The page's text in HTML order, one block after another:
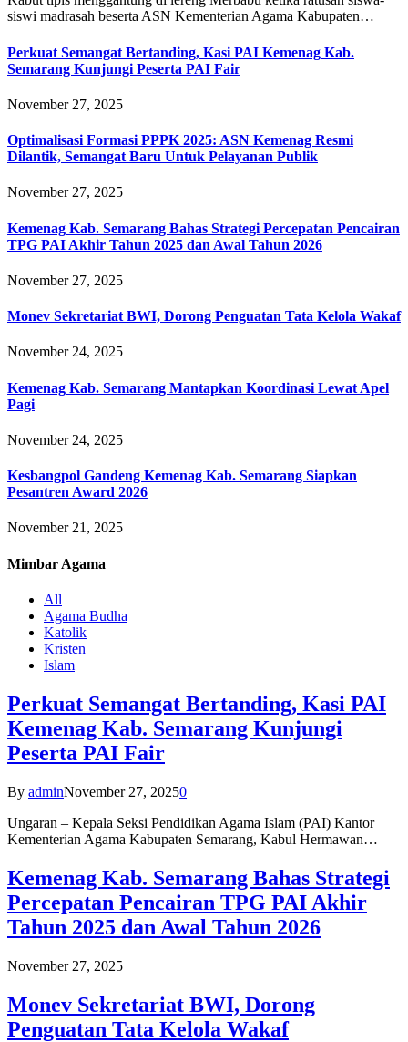
siswi madrasah beserta ASN Kementerian Agama Kabupaten…
Perkuat Semangat Bertanding, Kasi PAI Kemenag Kab.
Semarang Kunjungi Peserta PAI Fair
November 27, 2025
Optimalisasi Formasi PPPK 2025: ASN Kemenag Resmi
Dilantik, Semangat Baru Untuk Pelayanan Publik
November 27, 2025
Kemenag Kab. Semarang Bahas Strategi Percepatan Pencairan
TPG PAI Akhir Tahun 2025 dan Awal Tahun 2026
November 27, 2025
Monev Sekretariat BWI, Dorong Penguatan Tata Kelola Wakaf
November 24, 2025
Kemenag Kab. Semarang Mantapkan Koordinasi Lewat Apel
Pagi
November 24, 2025
Kesbangpol Gandeng Kemenag Kab. Semarang Siapkan
Pesantren Award 2026
November 21, 2025
Mimbar Agama
All
Agama Budha
Katolik
Kristen
Islam
Perkuat Semangat Bertanding, Kasi PAI
Kemenag Kab. Semarang Kunjungi
Peserta PAI Fair
By adminNovember 27, 20250
Ungaran – Kepala Seksi Pendidikan Agama Islam (PAI) Kantor
Kementerian Agama Kabupaten Semarang, Kabul Hermawan…
Kemenag Kab. Semarang Bahas Strategi
Percepatan Pencairan TPG PAI Akhir
Tahun 2025 dan Awal Tahun 2026
November 27, 2025
Monev Sekretariat BWI, Dorong
Penguatan Tata Kelola Wakaf